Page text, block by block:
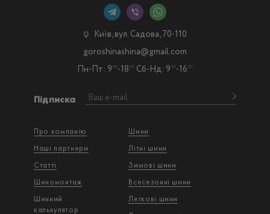
Про компанію
Наші партнери
Статті
Шиномонтаж
Шинний
калькулятор
Шини
Літні шини
Зимові шини
Всесезонні шини
Легкові шини
Підписка
Київ, вул. Садова, 70-110
Пн-Пт: 9 00-18 00 Сб-Нд: 9 00-16 00
goroshinashina@gmail.com